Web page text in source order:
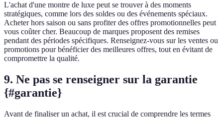
L'achat d'une montre de luxe peut se trouver à des moments
stratégiques, comme lors des soldes ou des événements spéciaux.
Acheter hors saison ou sans profiter des offres promotionnelles peut
vous coûter cher. Beaucoup de marques proposent des remises
pendant des périodes spécifiques. Renseignez-vous sur les ventes ou
promotions pour bénéficier des meilleures offres, tout en évitant de
compromettre la qualité.
9. Ne pas se renseigner sur la garantie
{#garantie}
Avant de finaliser un achat, il est crucial de comprendre les termes